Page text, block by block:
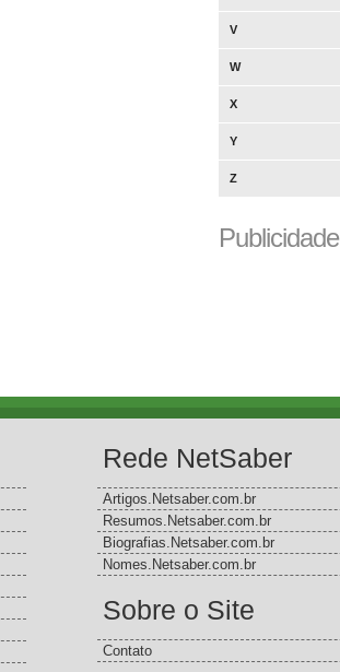
V
W
X
Y
Z
Publicidade
Rede NetSaber
Artigos.Netsaber.com.br
Resumos.Netsaber.com.br
Biografias.Netsaber.com.br
Nomes.Netsaber.com.br
Sobre o Site
Contato